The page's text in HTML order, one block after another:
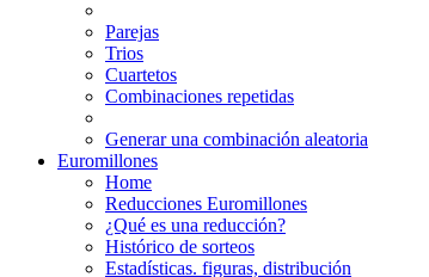
Parejas
Trios
Cuartetos
Combinaciones repetidas
Generar una combinación aleatoria
Euromillones
Home
Reducciones Euromillones
¿Qué es una reducción?
Histórico de sorteos
Estadísticas. figuras, distribución